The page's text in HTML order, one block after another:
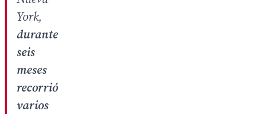
York,
durante
seis
meses
recorrió
varios